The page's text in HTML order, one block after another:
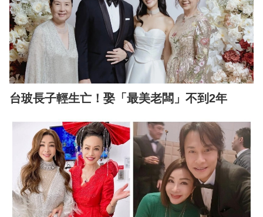
台玻長子輕生亡！娶「最美老闆」不到2年